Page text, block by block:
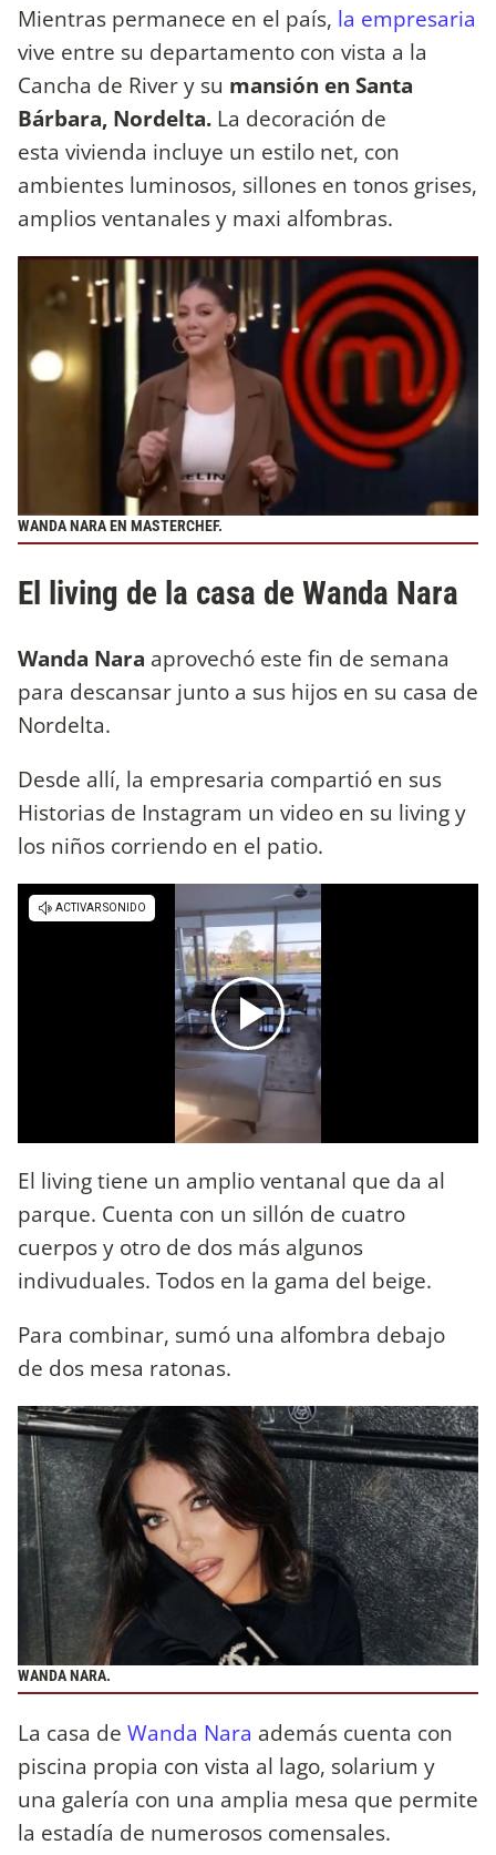
Mientras permanece en el país, la empresaria
vive entre su departamento con vista a la
Cancha de River y su mansión en Santa
Bárbara, Nordelta. La decoración de
esta vivienda incluye un estilo net, con
ambientes luminosos, sillones en tonos grises,
amplios ventanales y maxi alfombras.
WANDA NARA EN MASTERCHEF.
El living de la casa de Wanda Nara
Wanda Nara aprovechó este fin de semana
para descansar junto a sus hijos en su casa de
Nordelta.
Desde allí, la empresaria compartió en sus
Historias de Instagram un video en su living y
los niños corriendo en el patio.
El living tiene un amplio ventanal que da al
parque. Cuenta con un sillón de cuatro
cuerpos y otro de dos más algunos
indivuduales. Todos en la gama del beige.
Para combinar, sumó una alfombra debajo
de dos mesa ratonas.
WANDA NARA.
La casa de Wanda Nara además cuenta con
piscina propia con vista al lago, solarium y
una galería con una amplia mesa que permite
la estadía de numerosos comensales.